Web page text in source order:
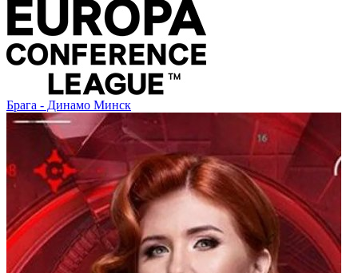
Брага - Динамо Минск